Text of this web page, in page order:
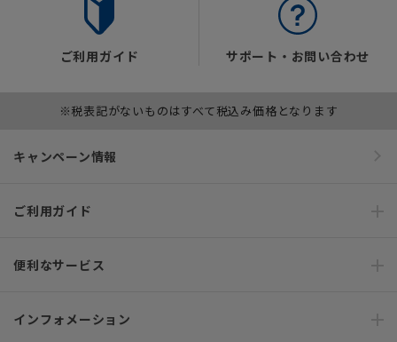
ご利用ガイド サポート・お問い合わせ
※税表記がないものはすべて税込み価格となります
キャンペーン情報
ご利用ガイド
便利なサービス
インフォメーション